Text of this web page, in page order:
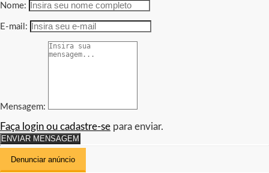
Nome:
E-mail:
Mensagem:
Faça login ou cadastre-se para enviar.
ENVIAR MENSAGEM
Denunciar anúncio